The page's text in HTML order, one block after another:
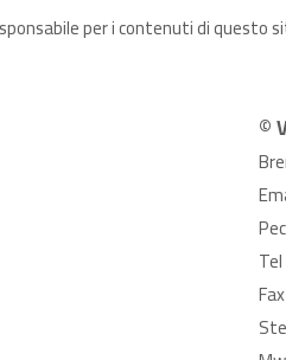
per i contenuti di
©
Pec
Tel